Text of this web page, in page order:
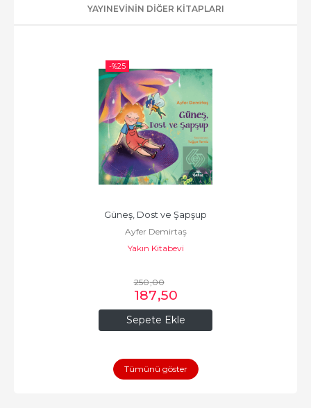
YAYINEVININ DIĞER KITAPLARI
-%25
Sepete Ekle
Güneş, Dost ve Şapşup
Ayfer Demirtaş
Yakın Kitabevi
250,00
187,50
Tümünü göster